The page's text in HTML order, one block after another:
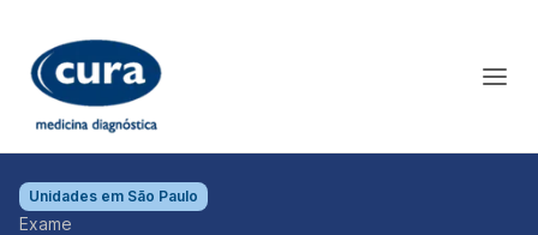
Unidades em São Paulo
Exame